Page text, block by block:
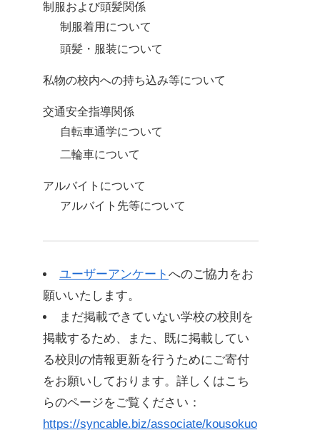
制服および頭髪関係
制服着用について
頭髪・服装について
私物の校内への持ち込み等について
交通安全指導関係
自転車通学について
二輪車について
アルバイトについて
アルバイト先等について
旅行について
校則内容
服装
頭髪
携帯電話
ユーザーアンケート へのご協力をお
願いいたします。
まだ掲載できていない学校の校則を
掲載するため、また、既に掲載してい
る校則の情報更新を行うためにご寄付
をお願いしております。詳しくはこち
らのページをご覧ください：
https://syncable.biz/associate/kousokuo